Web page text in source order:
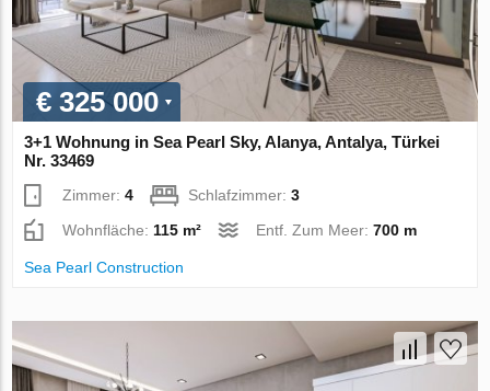
€ 325 000
3+1 Wohnung in Sea Pearl Sky, Alanya, Antalya, Türkei
Nr. 33469
Zimmer:4 Schlafzimmer:3
Wohnfläche: 115 m² Entf. Zum Meer:700 m
Sea Pearl Construction